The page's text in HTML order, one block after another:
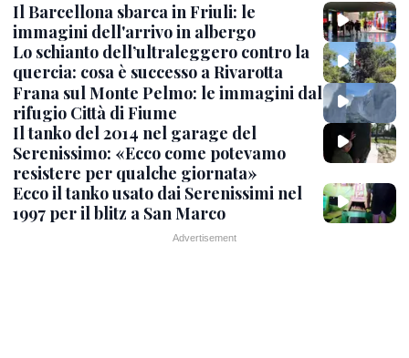
Il Barcellona sbarca in Friuli: le
immagini dell'arrivo in albergo
Lo schianto dell’ultraleggero contro la
quercia: cosa è successo a Rivarotta
Frana sul Monte Pelmo: le immagini dal
rifugio Città di Fiume
Il tanko del 2014 nel garage del
Serenissimo: «Ecco come potevamo
resistere per qualche giornata»
Ecco il tanko usato dai Serenissimi nel
1997 per il blitz a San Marco